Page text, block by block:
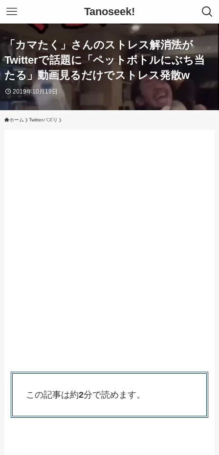
Tanoseek!
「カマたく」さんのストレス解消法が
Twitterで話題に「ペットボトルにぶち当
たる」動画見るだけでストレス発散w
2019年10月19日
ホーム Twitterバズり
この記事は約2分で読めます。